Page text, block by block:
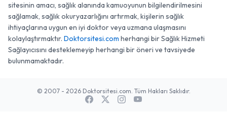
sitesinin amacı, sağlık alanında kamuoyunun bilgilendirilmesini
sağlamak, sağlık okuryazarlığını artırmak, kişilerin sağlık
ihtiyaçlarına uygun en iyi doktor veya uzmana ulaşmasını
kolaylaştırmaktır. Doktorsitesi.com herhangi bir Sağlık Hizmeti
Sağlayıcısını desteklemeyip herhangi bir öneri ve tavsiyede
bulunmamaktadır.
© 2007 - 2026 Doktorsitesi.com. Tüm Hakları Saklıdır.